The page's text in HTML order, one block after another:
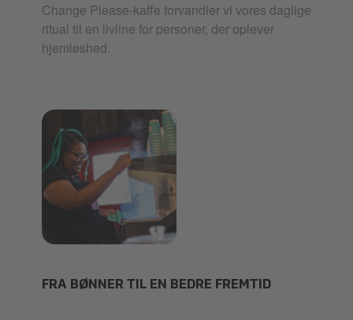
Change Please-kaffe forvandler vi vores daglige
ritual til en livline for personer, der oplever
hjemløshed.
FRA BØNNER TIL EN BEDRE FREMTID